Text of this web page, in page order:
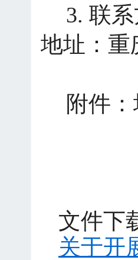
3. 联
地址：重
附件
文件下
关于开